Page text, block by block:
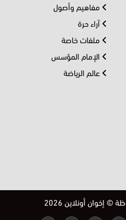
مفاهيم وأصول
آراء حرة
ملفات خاصة
الإمام المؤسس
عالم الرياضة
إخوان أونلاين 2026